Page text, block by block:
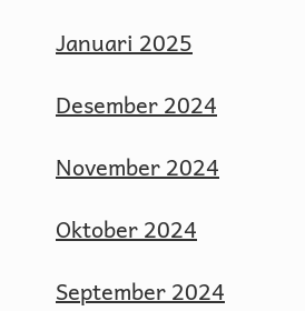
Januari 2025
Desember 2024
November 2024
Oktober 2024
September 2024